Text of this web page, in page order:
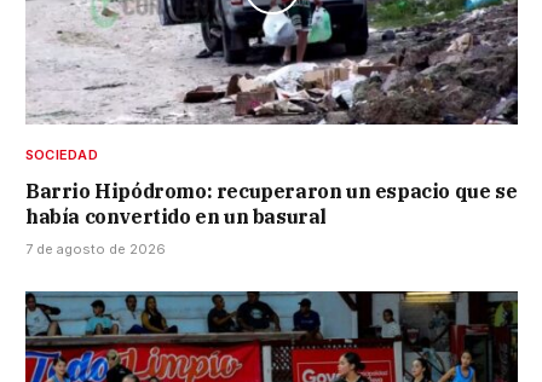
SOCIEDAD
Barrio Hipódromo: recuperaron un espacio que se
había convertido en un basural
7 de agosto de 2026